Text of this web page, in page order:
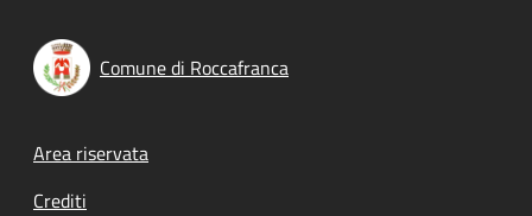
Comune di Roccafranca
Footer menu
Area riservata
Crediti